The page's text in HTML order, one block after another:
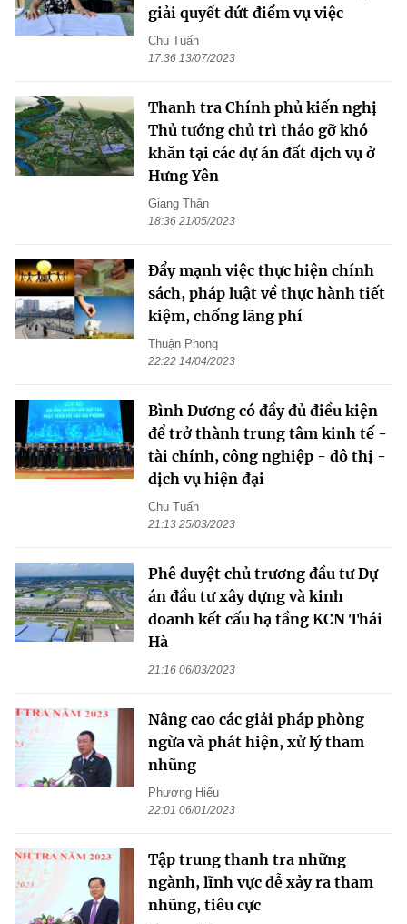
giải quyết dứt điểm vụ việc
Chu Tuấn
17:36 13/07/2023
Thanh tra Chính phủ kiến nghị
Thủ tướng chủ trì tháo gỡ khó
khăn tại các dự án đất dịch vụ ở
Hưng Yên
Giang Thân
18:36 21/05/2023
Đẩy mạnh việc thực hiện chính
sách, pháp luật về thực hành tiết
kiệm, chống lãng phí
Thuận Phong
22:22 14/04/2023
Bình Dương có đầy đủ điều kiện
để trở thành trung tâm kinh tế -
tài chính, công nghiệp - đô thị -
dịch vụ hiện đại
Chu Tuấn
21:13 25/03/2023
Phê duyệt chủ trương đầu tư Dự
án đầu tư xây dựng và kinh
doanh kết cấu hạ tầng KCN Thái
Hà
21:16 06/03/2023
Nâng cao các giải pháp phòng
ngừa và phát hiện, xử lý tham
nhũng
Phương Hiếu
22:01 06/01/2023
Tập trung thanh tra những
ngành, lĩnh vực dễ xảy ra tham
nhũng, tiêu cực